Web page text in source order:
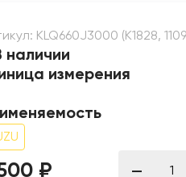
KLQ660J3000 (K1828,
наличии
измерения
₽